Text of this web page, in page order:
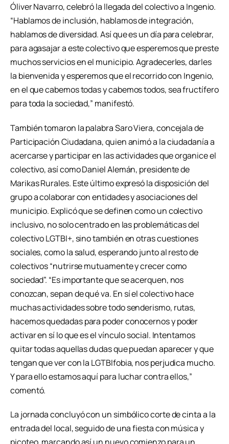
Óliver Navarro, celebró la llegada del colectivo a Ingenio.
“Hablamos de inclusión, hablamos de integración,
hablamos de diversidad. Así que es un día para celebrar,
para agasajar a este colectivo que esperemos que preste
muchos servicios en el municipio. Agradecerles, darles
la bienvenida y esperemos que el recorrido con Ingenio,
en el que cabemos todas y cabemos todos, sea fructífero
para toda la sociedad,” manifestó.
También tomaron la palabra Saro Viera, concejala de
Participación Ciudadana, quien animó a la ciudadanía a
acercarse y participar en las actividades que organice el
colectivo, así como Daniel Alemán, presidente de
Marikas Rurales. Este último expresó la disposición del
grupo a colaborar con entidades y asociaciones del
municipio. Explicó que se definen como un colectivo
inclusivo, no solo centrado en las problemáticas del
colectivo LGTBI+, sino también en otras cuestiones
sociales, como la salud, esperando junto al resto de
colectivos “nutrirse mutuamente y crecer como
sociedad”. “Es importante que se acerquen, nos
conozcan, sepan de qué va. En sí el colectivo hace
muchas actividades sobre todo senderismo, rutas,
hacemos quedadas para poder conocernos y poder
activar en sí lo que es el vínculo social. Intentamos
quitar todas aquellas dudas que puedan aparecer y que
tengan que ver con la LGTBIfobia, nos perjudica mucho.
Y para ello estamos aquí para luchar contra ellos,”
comentó.
La jornada concluyó con un simbólico corte de cinta a la
entrada del local, seguido de una fiesta con música y